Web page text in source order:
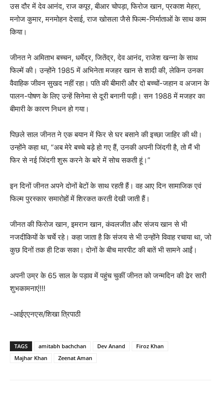
उस दौर में देव आनंद, राज कपूर, बीआर चोपड़ा, फिरोज खान, प्रकाश मेहरा,
मनोज कुमार, मनमोहन देसाई, राज खोसला जैसे फिल्म-निर्माताओं के साथ काम
किया।
जीनत ने अमिताभ बच्चन, धर्मेद्र, जितेंद्र, देव आनंद, राजेश खन्ना के साथ
फिल्में की। उन्होंने 1985 में अभिनेता मजहर खान से शादी की, लेकिन उनका
वैवाहिक जीवन सुखद नहीं रहा। पति की बीमारी और दो बच्चों-जहान व अजान के
पालन-पोषण के लिए उन्हें सिनेमा से दूरी बनानी पड़ी। सन 1988 में मजहर का
बीमारी के कारण निधन हो गया।
पिछले साल जीनत ने एक बयान में फिर से घर बसाने की इच्छा जाहिर की थी।
उन्होंने कहा था, “अब मेरे बच्चे बड़े हो गए हैं, उनकी अपनी जिंदगी है, तो मैं भी
फिर से नई जिंदगी शुरू करने के बारे में सोच सकती हूं।”
इन दिनों जीनत अपने दोनों बेटों के साथ रहती हैं। वह आए दिन सामाजिक एवं
फिल्म पुरस्कार समारोहों में शिरकत करती देखी जाती हैं।
जीनत की फिरोज खान, इमरान खान, कंवलजीत और संजय खान से भी
नजदीकियों के चर्चे रहे। कहा जाता है कि संजय से भी उन्होंने विवाह रचाया था, जो
कुछ दिनों तक ही टिक सका। दोनों के बीच मारपीट की बातें भी सामने आईं।
अपनी उम्र के 65 साल के पड़ाव में पहुंच चुकीं जीनत को जन्मदिन की ढेर सारी
शुभकामनाएं!!!
-आईएएनएस/शिखा त्रिपाठी
TAGS amitabh bachchan Dev Anand
Firoz Khan
Majhar Khan
Zeenat Aman